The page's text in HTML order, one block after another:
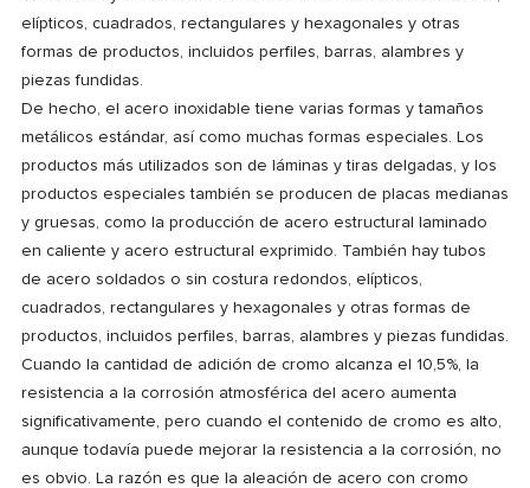
elípticos, cuadrados, rectangulares y hexagonales y otras
formas de productos, incluidos perfiles, barras, alambres y
piezas fundidas.
De hecho, el acero inoxidable tiene varias formas y tamaños
metálicos estándar, así como muchas formas especiales. Los
productos más utilizados son de láminas y tiras delgadas, y los
productos especiales también se producen de placas medianas
y gruesas, como la producción de acero estructural laminado
en caliente y acero estructural exprimido. También hay tubos
de acero soldados o sin costura redondos, elípticos,
cuadrados, rectangulares y hexagonales y otras formas de
productos, incluidos perfiles, barras, alambres y piezas fundidas.
Cuando la cantidad de adición de cromo alcanza el 10,5%, la
resistencia a la corrosión atmosférica del acero aumenta
significativamente, pero cuando el contenido de cromo es alto,
aunque todavía puede mejorar la resistencia a la corrosión, no
es obvio. La razón es que la aleación de acero con cromo